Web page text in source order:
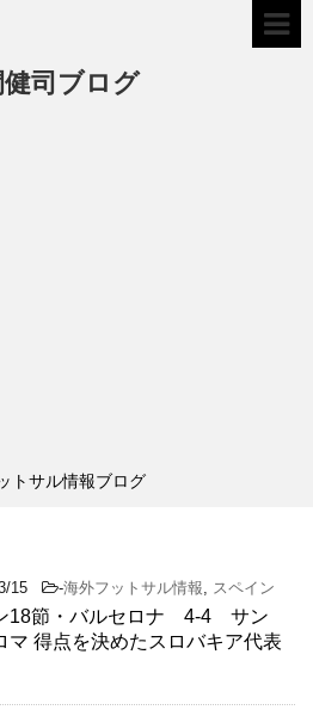
司ブログ
トサル情報ブログ
15 -海外フットサル情報, スペイン
18節・バルセロナ 4-4 サン
マ 得点を決めたスロバキア代表